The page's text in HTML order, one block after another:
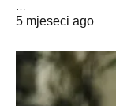
…
5 mjeseci ago